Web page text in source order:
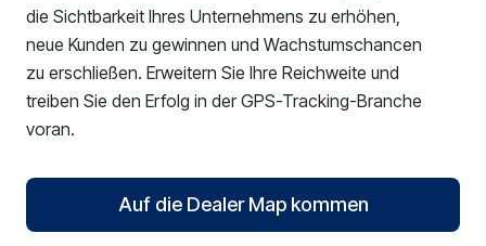
die Sichtbarkeit Ihres Unternehmens zu erhöhen,
neue Kunden zu gewinnen und Wachstumschancen
zu erschließen. Erweitern Sie Ihre Reichweite und
treiben Sie den Erfolg in der GPS-Tracking-Branche
voran.
Auf die Dealer Map kommen